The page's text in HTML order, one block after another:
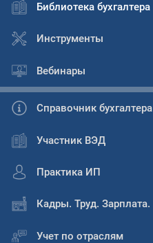
Библиотека бухгалтера
Инструменты
Вебинары
Справочник бухгалтера
Участник ВЭД
Практика ИП
Кадры. Труд. Зарплата.
Учет по отраслям